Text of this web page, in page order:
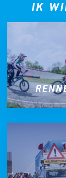
IK